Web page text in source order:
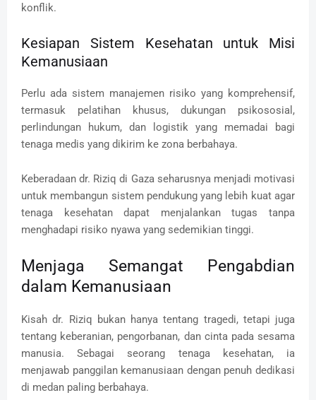
konflik.
Kesiapan Sistem Kesehatan untuk Misi
Kemanusiaan
Perlu ada sistem manajemen risiko yang komprehensif,
termasuk pelatihan khusus, dukungan psikososial,
perlindungan hukum, dan logistik yang memadai bagi
tenaga medis yang dikirim ke zona berbahaya.
Keberadaan dr. Riziq di Gaza seharusnya menjadi motivasi
untuk membangun sistem pendukung yang lebih kuat agar
tenaga kesehatan dapat menjalankan tugas tanpa
menghadapi risiko nyawa yang sedemikian tinggi.
Menjaga Semangat Pengabdian
dalam Kemanusiaan
Kisah dr. Riziq bukan hanya tentang tragedi, tetapi juga
tentang keberanian, pengorbanan, dan cinta pada sesama
manusia. Sebagai seorang tenaga kesehatan, ia
menjawab panggilan kemanusiaan dengan penuh dedikasi
di medan paling berbahaya.